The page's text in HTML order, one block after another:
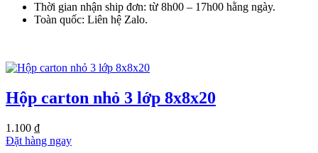
Thời gian nhận ship đơn: từ 8h00 – 17h00 hằng ngày.
Toàn quốc: Liên hệ Zalo.
Hộp carton nhỏ 3 lớp 8x8x20
1.100 ₫
Đặt hàng ngay